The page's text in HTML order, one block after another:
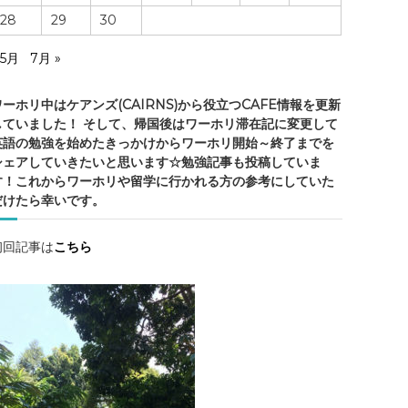
28 29 30
月 7月 »
ーホリ中はケアンズ(CAIRNS)から役立つCAFE情報を更新
ていました！ そして、帰国後はワーホリ滞在記に変更して
語の勉強を始めたきっかけからワーホリ開始～終了までを
ェアしていきたいと思います☆勉強記事も投稿していま
！これからワーホリや留学に行かれる方の参考にしていた
けたら幸いです。
回記事はこちら